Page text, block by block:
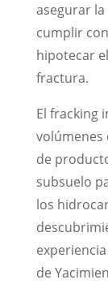
asegurar
cumplir
hipotecar
fractura.
El fracking
volúmenes
de
subsuelo
los
de